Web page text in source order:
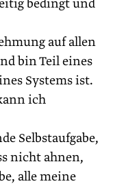
bedingt und
auf allen
bin Teil eines
Systems ist.
ich
Selbstaufgabe,
nicht ahnen,
alle meine